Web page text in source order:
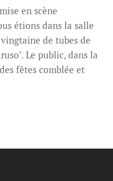
en scène
étions dans la salle
de tubes de
Le public, dans la
fêtes comblée et